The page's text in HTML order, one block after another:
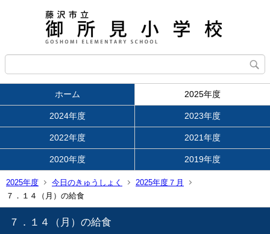
ホーム 2025年度
2024年度 2023年度
2022年度 2021年度
2020年度 2019年度
2025年度 今日のきゅうしょく
2025年度７月
７．１４（月）の給食
７．１４（月）の給食